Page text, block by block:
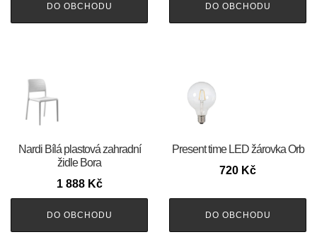
DO OBCHODU DO OBCHODU
Nardi Bílá plastová zahradní
židle Bora
1 888 Kč
DO OBCHODU
Present time LED žárovka Orb
720 Kč
DO OBCHODU